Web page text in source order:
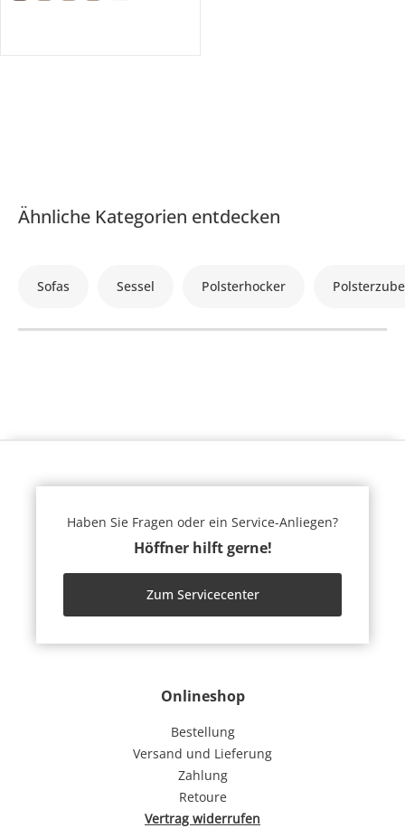
Ähnliche Kategorien entdecken
Sofas Sessel Polsterhocker
Onlineshop
Bestellung
Versand und Lieferung
Zahlung
Retoure
Vertrag widerrufen
Haben Sie Fragen oder ein Service-Anliegen?
Höffner hilft gerne!
Zum Servicecenter